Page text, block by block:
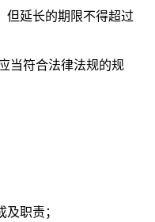
但延长的期限不得超过
当符合法律法规的规
及职责；